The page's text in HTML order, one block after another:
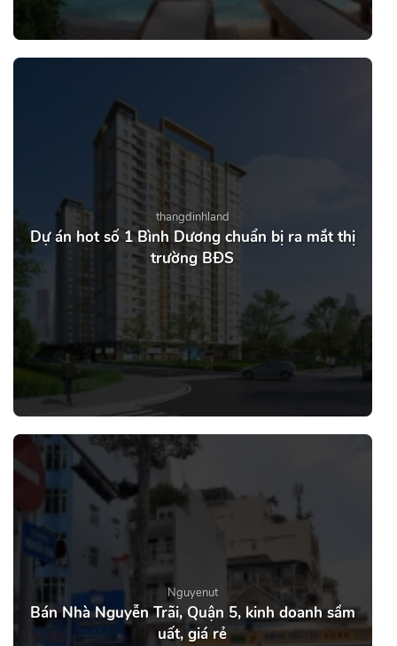
thangdinhland
Dự án hot số 1 Bình Dương chuẩn bị ra mắt thị
trường BĐS
Nguyenut
Bán Nhà Nguyễn Trãi, Quận 5, kinh doanh sầm
uất, giá rẻ